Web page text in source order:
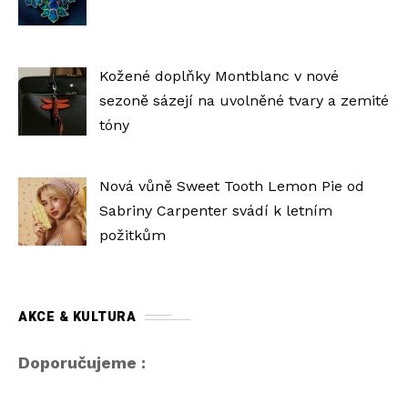
Kožené doplňky Montblanc v nové
sezoně sázejí na uvolněné tvary a zemité
tóny
Nová vůně Sweet Tooth Lemon Pie od
Sabriny Carpenter svádí k letním
požitkům
AKCE & KULTURA
Doporučujeme :